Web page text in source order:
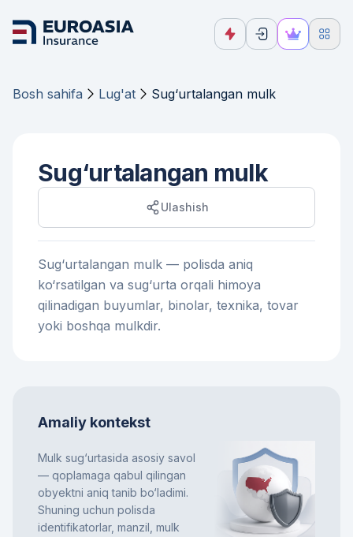
Bosh sahifa Lug'at Sug‘urtalangan mulk
Sug‘urtalangan mulk
Ulashish
Sug‘urtalangan mulk — polisda aniq
ko‘rsatilgan va sug‘urta orqali himoya
qilinadigan buyumlar, binolar, texnika, tovar
yoki boshqa mulkdir.
Amaliy kontekst
Mulk sug‘urtasida asosiy savol
— qoplamaga qabul qilingan
obyektni aniq tanib bo‘ladimi.
Shuning uchun polisda
identifikatorlar, manzil, mulk